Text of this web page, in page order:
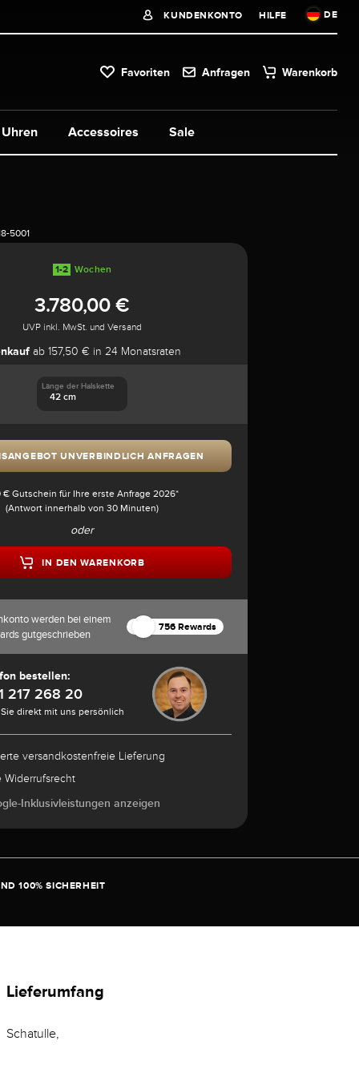
KUNDENKONTO HILFE DE
Favoriten Anfragen Warenkorb
Uhren Accessoires Sale
5001
1-2 Wochen
3.780,00 €
UVP inkl. MwSt. und Versand
ab 157,50 € in 24 Monatsraten
42 cm
Länge der Halskette
UNVERBINDLICH ANFRAGEN
€ Gutschein für Ihre erste Anfrage 2026*
(Antwort innerhalb von 30 Minuten)
oder
IN DEN WARENKORB
werden bei einem
gutgeschrieben
756 Rewards
bestellen:
217 268 20
direkt mit uns persönlich
versandkostenfreie Lieferung
Widerrufsrecht
Inklusivleistungen anzeigen
100% SICHERHEIT
Lieferumfang
Schatulle,